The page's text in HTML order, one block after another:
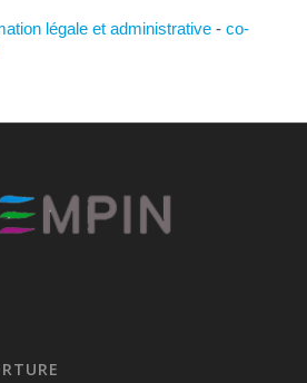
légale et administrative- co-